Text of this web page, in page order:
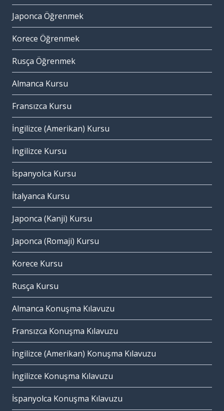
Japonca Öğrenmek
Korece Öğrenmek
Rusça Öğrenmek
Almanca Kursu
Fransızca Kursu
İngilizce (Amerikan) Kursu
İngilizce Kursu
İspanyolca Kursu
İtalyanca Kursu
Japonca (Kanji) Kursu
Japonca (Romaji) Kursu
Korece Kursu
Rusça Kursu
Almanca Konuşma Kılavuzu
Fransızca Konuşma Kılavuzu
İngilizce (Amerikan) Konuşma Kılavuzu
İngilizce Konuşma Kılavuzu
İspanyolca Konuşma Kılavuzu